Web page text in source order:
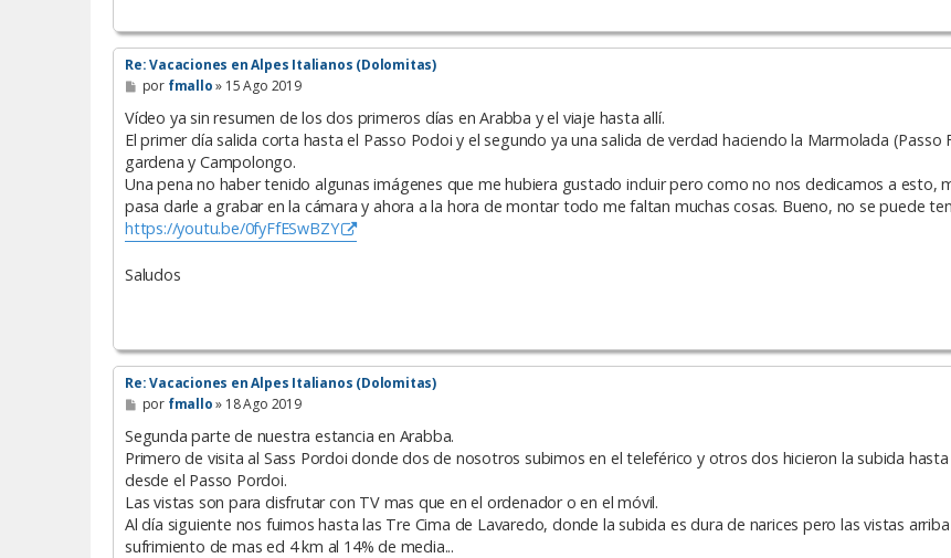
Re: Vacaciones en Alpes Italianos (Dolomitas)
M
e
n
a
j
e
por fmallo» 15 Ago 2019
Vídeo ya sin resumen de los dos primeros días en Arabba y el viaje hasta allí.
El primer día salida corta hasta el Passo Podoi y el segundo ya una salida de verdad haciendo la Marmolada (Passo
gardena y Campolongo.
Una pena no haber tenido algunas imágenes que me hubiera gustado incluir pero como no nos dedicamos a esto,
pasa darle a grabar en la cámara y ahora a la hora de montar todo me faltan muchas cosas. Bueno, no se puede
https://youtu.be/0fyFfESwBZY
Saludos
Re: Vacaciones en Alpes Italianos (Dolomitas)
M
e
n
s
a
j
e
por fmallo» 18 Ago 2019
Segunda parte de nuestra estancia en Arabba.
Primero de visita al Sass Pordoi donde dos de nosotros subimos en el teleférico y otros dos hicieron la subida
desde el Passo Pordoi.
Las vistas son para disfrutar con TV mas que en el ordenador o en el móvil.
Al día siguiente nos fuimos hasta las Tre Cima de Lavaredo, donde la subida es dura de narices pero las vistas
sufrimiento de mas ed 4 km al 14% de media...